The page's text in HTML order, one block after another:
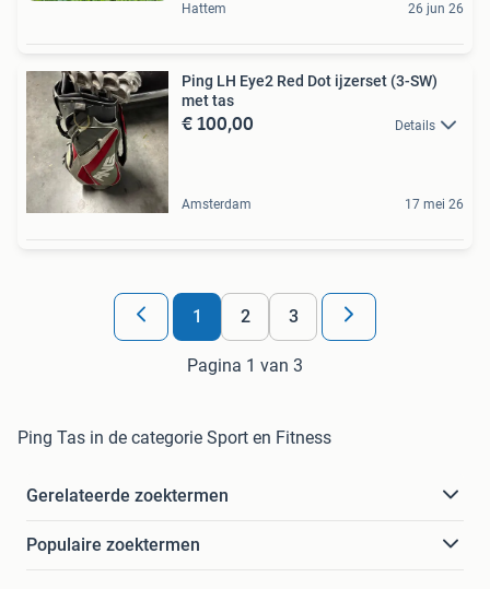
Hattem 26 jun 26
Ping LH Eye2 Red Dot ijzerset (3-SW)
met tas
€ 100,00 Details
Amsterdam 17 mei 26
1 2 3
Pagina 1 van 3
Ping Tas in de categorie Sport en Fitness
Gerelateerde zoektermen
Populaire zoektermen